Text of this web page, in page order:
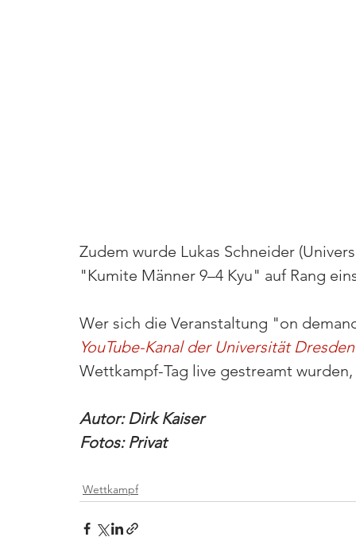
Zudem wurde Lukas Schneider
"Kumite Männer 9–4 Kyu" auf Rang
Wer sich die Veranstaltung "on
YouTube-Kanal der Universität Dresden
Wettkampf-Tag live gestreamt
Autor: Dirk Kaiser
Fotos: Privat
Wettkampf